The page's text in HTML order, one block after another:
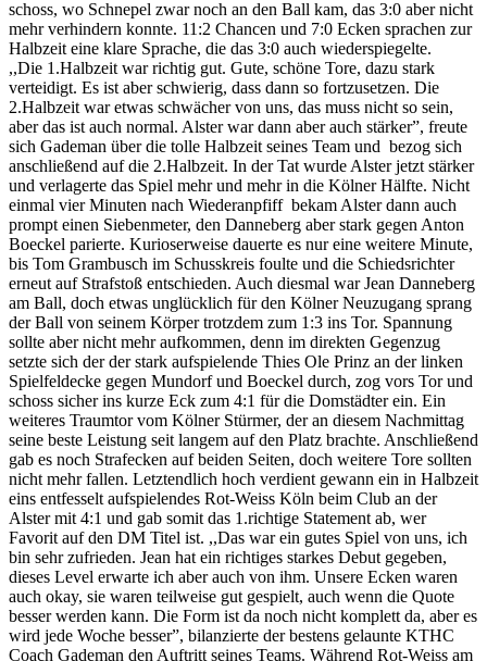
schoss, wo Schnepel zwar noch an den Ball kam, das 3:0 aber nicht
mehr verhindern konnte. 11:2 Chancen und 7:0 Ecken sprachen zur
Halbzeit eine klare Sprache, die das 3:0 auch wiederspiegelte.
,,Die 1.Halbzeit war richtig gut. Gute, schöne Tore, dazu stark
verteidigt. Es ist aber schwierig, dass dann so fortzusetzen. Die
2.Halbzeit war etwas schwächer von uns, das muss nicht so sein,
aber das ist auch normal. Alster war dann aber auch stärker”, freute
sich Gademan über die tolle Halbzeit seines Team und bezog sich
anschließend auf die 2.Halbzeit. In der Tat wurde Alster jetzt stärker
und verlagerte das Spiel mehr und mehr in die Kölner Hälfte. Nicht
einmal vier Minuten nach Wiederanpfiff bekam Alster dann auch
prompt einen Siebenmeter, den Danneberg aber stark gegen Anton
Boeckel parierte. Kurioserweise dauerte es nur eine weitere Minute,
bis Tom Grambusch im Schusskreis foulte und die Schiedsrichter
erneut auf Strafstoß entschieden. Auch diesmal war Jean Danneberg
am Ball, doch etwas unglücklich für den Kölner Neuzugang sprang
der Ball von seinem Körper trotzdem zum 1:3 ins Tor. Spannung
sollte aber nicht mehr aufkommen, denn im direkten Gegenzug
setzte sich der der stark aufspielende Thies Ole Prinz an der linken
Spielfeldecke gegen Mundorf und Boeckel durch, zog vors Tor und
schoss sicher ins kurze Eck zum 4:1 für die Domstädter ein. Ein
weiteres Traumtor vom Kölner Stürmer, der an diesem Nachmittag
seine beste Leistung seit langem auf den Platz brachte. Anschließend
gab es noch Strafecken auf beiden Seiten, doch weitere Tore sollten
nicht mehr fallen. Letztendlich hoch verdient gewann ein in Halbzeit
eins entfesselt aufspielendes Rot-Weiss Köln beim Club an der
Alster mit 4:1 und gab somit das 1.richtige Statement ab, wer
Favorit auf den DM Titel ist. ,,Das war ein gutes Spiel von uns, ich
bin sehr zufrieden. Jean hat ein richtiges starkes Debut gegeben,
dieses Level erwarte ich aber auch von ihm. Unsere Ecken waren
auch okay, sie waren teilweise gut gespielt, auch wenn die Quote
besser werden kann. Die Form ist da noch nicht komplett da, aber es
wird jede Woche besser”, bilanzierte der bestens gelaunte KTHC
Coach Gademan den Auftritt seines Teams. Während Rot-Weiss am